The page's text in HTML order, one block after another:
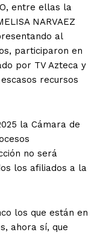
entre ellas la
NARVAEZ
al
participaron en
por TV Azteca y
recursos
la Cámara de
no será
los afiliados a la
los que están en
ahora sí, que